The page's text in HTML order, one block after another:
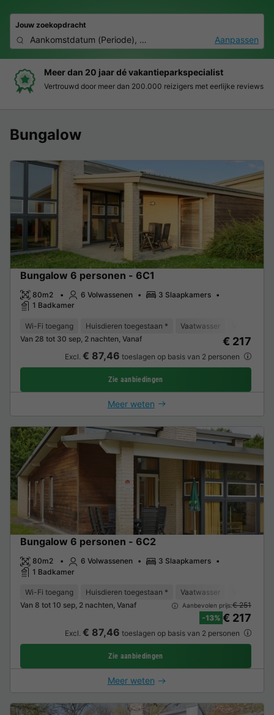
Jouw zoekopdracht
Aankomstdatum (Periode), 2 personen, 0 huisdierAanpassen
Boek eenvoudig en zonder stress
Duidelijke prijzen, moeiteloos boeken en veilige betaalomgeving
Bungalow
Bungalow 6 personen - 6C1
80m2 6 Volwassenen
3 Slaapkamers
1 Badkamer
Wi-Fi toegang Huisdieren toegestaan * Vaatwasser
Van 28 tot 30 sep, 2 nachten, Vanaf
€ 217
Excl. € 87,46 toeslagen op basis van 2 personen
Zie aanbiedingen
Meer weten
Bungalow 6 personen - 6C2
80m2 6 Volwassenen
3 Slaapkamers
1 Badkamer
Wi-Fi toegang Huisdieren toegestaan * Vaatwasser
Van 8 tot 10 sep, 2 nachten, Vanaf
Aanbevolen prijs:€ 251
-13% € 217
Excl. € 87,46 toeslagen op basis van 2 personen
Zie aanbiedingen
Meer weten